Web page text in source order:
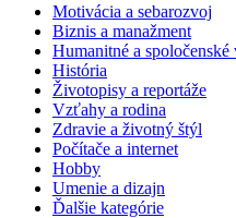
Motivácia a sebarozvoj
Biznis a manažment
Humanitné a spoločenské
História
Životopisy a reportáže
Vzťahy a rodina
Zdravie a životný štýl
Počítače a internet
Hobby
Umenie a dizajn
Ďalšie kategórie